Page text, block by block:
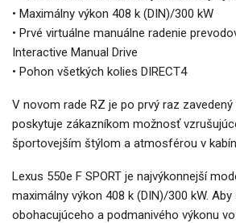
• Maximálny výkon 408 k (DIN)/300 kW
• Prvé virtuálne manuálne radenie
Interactive Manual Drive
• Pohon všetkých kolies DIRECT4
V novom rade RZ je po prvý raz zavedený
poskytuje zákazníkom možnosť
športovejším štýlom a atmosférou v
Lexus 550e F SPORT je najvýkonnejší
maximálny výkon 408 k (DIN)/300 kW.
obohacujúceho a podmanivého výkonu